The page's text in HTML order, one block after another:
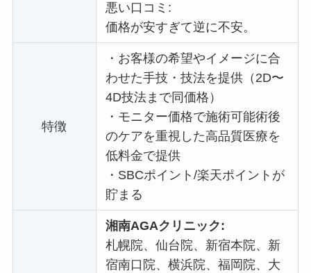
悪い口コミ:
価格が安すぎて逆に不安。
特徴
・ お客様の希望やイメージに合
わせた手技・技法を提供（2D〜
4D技法まで同価格）
・ モニター価格で施術可能術後
のケアを重視した高品質医療を
低料金で提供
・ SBCポイント/楽天ポイントが
貯まる
湘南AGAクリニック:
札幌院、仙台院、新宿本院、新
宿南口院、横浜院、福岡院、大